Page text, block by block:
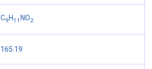
C9 H11 NO2
165.19